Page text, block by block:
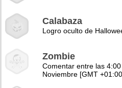
Calabaza
Logro oculto de
Zombie
Comentar entre las
Noviembre [GMT